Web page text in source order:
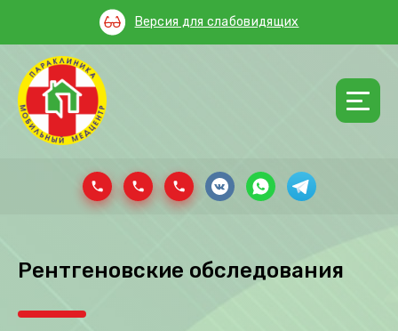
Версия для слабовидящих
Рентгеновские обследования